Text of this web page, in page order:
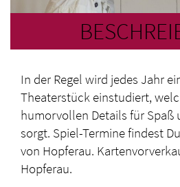
In der Regel wird jedes Jahr
Theaterstück einstudiert,
humorvollen Details für Spaß
sorgt. Spiel-Termine findest
von Hopferau.
Hopferau.